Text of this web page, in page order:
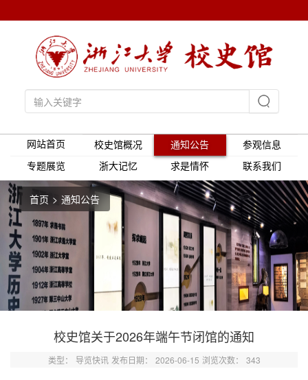
网站首页 校史馆概况 通知公告 参观信息
专题展览 浙大记忆 求是情怀 联系我们
首页 通知公告
校史馆关于2026年端午节闭馆的通知
类型： 导览快讯 发布日期： 2026-06-15 浏览次数： 343